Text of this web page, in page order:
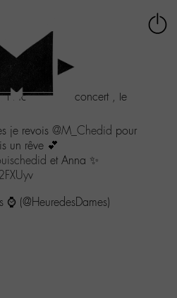
mon premier concert , le
je revois @M_Chedid pour
un rêve 💕
et Anna ✨
(@HeuredesDames)